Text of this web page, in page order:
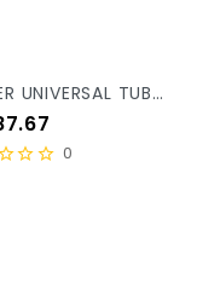
***SILICON SAYER UNIVERSAL TUBO 280GRS C/1PZ ***
0